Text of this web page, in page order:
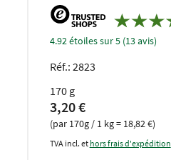
4.92 étoiles sur 5 (13 avis)
Réf.: 2823
170 g
3,20 €
(par 170g / 1 kg = 18,82 €)
TVA incl. et hors frais d'expédition